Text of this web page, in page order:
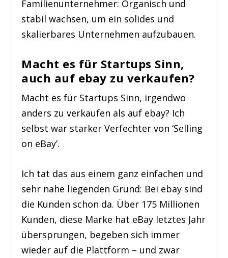
Familienunternehmer: Organisch und
stabil wachsen, um ein solides und
skalierbares Unternehmen aufzubauen.
Macht es für Startups Sinn,
auch auf ebay zu verkaufen?
Macht es für Startups Sinn, irgendwo
anders zu verkaufen als auf ebay? Ich
selbst war starker Verfechter von ‘Selling
on eBay’.
Ich tat das aus einem ganz einfachen und
sehr nahe liegenden Grund: Bei ebay sind
die Kunden schon da. Über 175 Millionen
Kunden, diese Marke hat eBay letztes Jahr
übersprungen, begeben sich immer
wieder auf die Plattform – und zwar